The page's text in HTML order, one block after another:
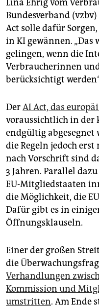
Lina Ehrig vom
Bundesverband
Act solle dafür
in KI gewännen.
gelingen, wenn die
Verbraucherinnen
berücksichtigt
DerAI Act, das
voraussichtlich in der
endgültig abgesegnet
die Regeln jedoch
nach Vorschrift sind
3 Jahren. Parallel
EU-Mitgliedstaaten
die Möglichkeit, die
Dafür gibt es in
Öffnungsklauseln.
Einer der großen
die
Verhandlungen
Kommission und
umstritten. Am Ende